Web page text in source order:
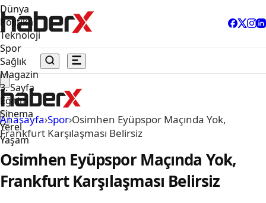
Dünya
Politika
Teknoloji
Spor
Sağlık
Magazin
3. Sayfa
Eğitim
Sinema
Yerel
Yaşam
Anasayfa›Spor›Osimhen Eyüpspor Maçında Yok,
Frankfurt Karşılaşması Belirsiz
Osimhen Eyüpspor Maçında Yok,
Frankfurt Karşılaşması Belirsiz